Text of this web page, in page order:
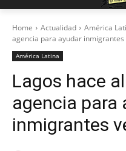
Home Actualidad América
agencia para ayudar inmigrantes
América Latina
Lagos hace
agencia para
inmigrantes